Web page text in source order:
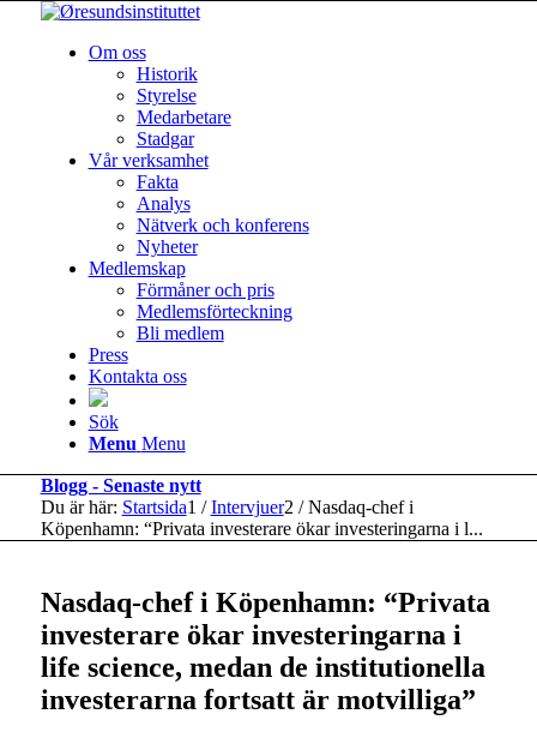
Om oss
Historik
Styrelse
Medarbetare
Stadgar
Vår verksamhet
Fakta
Analys
Nätverk och konferens
Nyheter
Medlemskap
Förmåner och pris
Medlemsförteckning
Bli medlem
Press
Kontakta oss
Sök
Menu Menu
Blogg - Senaste nytt
Du är här: Startsida1 / Intervjuer2 / Nasdaq-chef i
Köpenhamn: “Privata investerare ökar investeringarna i l...
Nasdaq-chef i Köpenhamn: “Privata
investerare ökar investeringarna i
life science, medan de institutionella
investerarna fortsatt är motvilliga”